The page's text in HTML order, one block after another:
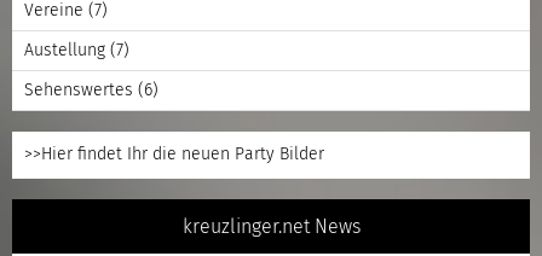
Vereine (7)
Austellung (7)
Sehenswertes (6)
>>Hier findet Ihr die neuen Party Bilder
kreuzlinger.net News